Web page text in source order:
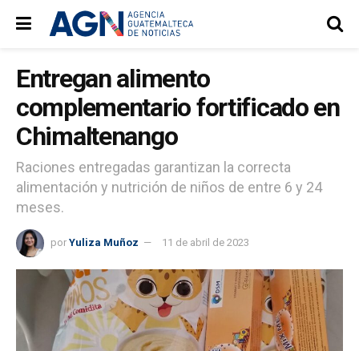
Entregan alimento
complementario fortificado en
Chimaltenango
Raciones entregadas garantizan la correcta
alimentación y nutrición de niños de entre 6 y 24
meses.
por Yuliza Muñoz 11 de abril de 2023